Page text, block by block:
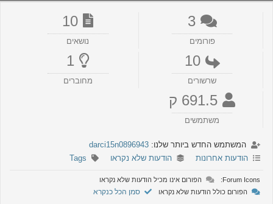
3
פורומים
10
נושאים
10
שרשורים
1
מחוברים
691.5 ק
משתמשים
המשתמש החדש ביותר שלנו: darci15n0896943
הודעות אחרונות
הודעות שלא נקראו Tags
Forum Icons:
הפורום אינו מכיל הודעות שלא נקראו
הפורום כולל הודעות שלא נקראו
סמן הכל כנקרא